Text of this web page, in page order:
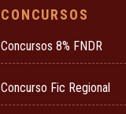
CONCURSOS
Concursos 8% FNDR
Concurso Fic Regional